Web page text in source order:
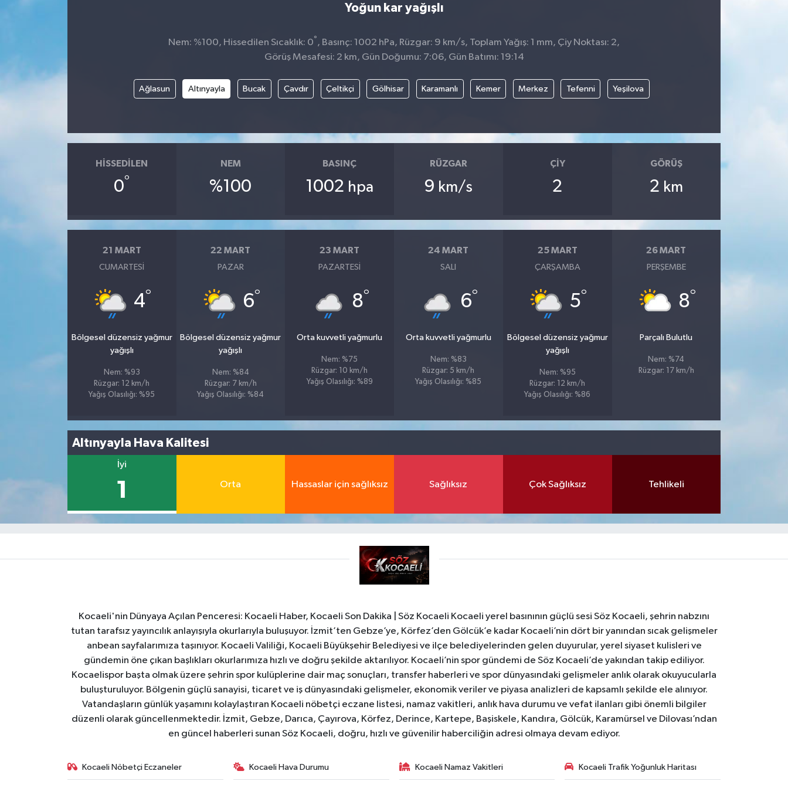
Yoğun kar yağışlı
Nem: %100, Hissedilen Sıcaklık: 0° , Basınç: 1002 hPa, Rüzgar: 9 km/s, Toplam Yağış: 1 mm, Çiy Noktası: 2,
Görüş Mesafesi: 2 km, Gün Doğumu: 7:06, Gün Batımı: 19:14
Ağlasun Altınyayla Bucak Çavdır Çeltikçi Gölhisar Karamanlı Kemer Merkez Tefenni Yeşilova
HISSEDILEN
0°
NEM
%100
BASINÇ
1002 hpa
RÜZGAR
9 km/s
ÇIY
2
GÖRÜŞ
2 km
21 MART
CUMARTESI
4°
Bölgesel düzensiz yağmur
yağışlı
Nem: %93
Rüzgar: 12 km/h
Yağış Olasılığı: %95
22 MART
PAZAR
6°
Bölgesel düzensiz yağmur
yağışlı
Nem: %84
Rüzgar: 7 km/h
Yağış Olasılığı: %84
23 MART
PAZARTESI
8°
Orta kuvvetli yağmurlu
Nem: %75
Rüzgar: 10 km/h
Yağış Olasılığı: %89
24 MART
SALI
6°
Orta kuvvetli yağmurlu
Nem: %83
Rüzgar: 5 km/h
Yağış Olasılığı: %85
25 MART
ÇARŞAMBA
5°
Bölgesel düzensiz yağmur
yağışlı
Nem: %95
Rüzgar: 12 km/h
Yağış Olasılığı: %86
26 MART
PERŞEMBE
8°
Parçalı Bulutlu
Nem: %74
Rüzgar: 17 km/h
Altınyayla Hava Kalitesi
İyi
1 Orta Hassaslar için sağlıksız Sağlıksız Çok Sağlıksız Tehlikeli
Kocaeli'nin Dünyaya Açılan Penceresi: Kocaeli Haber, Kocaeli Son Dakika | Söz Kocaeli Kocaeli yerel basınının güçlü sesi Söz Kocaeli, şehrin nabzını
tutan tarafsız yayıncılık anlayışıyla okurlarıyla buluşuyor. İzmit’ten Gebze’ye, Körfez’den Gölcük’e kadar Kocaeli’nin dört bir yanından sıcak gelişmeler
anbean sayfalarımıza taşınıyor. Kocaeli Valiliği, Kocaeli Büyükşehir Belediyesi ve ilçe belediyelerinden gelen duyurular, yerel siyaset kulisleri ve
gündemin öne çıkan başlıkları okurlarımıza hızlı ve doğru şekilde aktarılıyor. Kocaeli’nin spor gündemi de Söz Kocaeli’de yakından takip ediliyor.
Kocaelispor başta olmak üzere şehrin spor kulüplerine dair maç sonuçları, transfer haberleri ve spor dünyasındaki gelişmeler anlık olarak okuyucularla
buluşturuluyor. Bölgenin güçlü sanayisi, ticaret ve iş dünyasındaki gelişmeler, ekonomik veriler ve piyasa analizleri de kapsamlı şekilde ele alınıyor.
Vatandaşların günlük yaşamını kolaylaştıran Kocaeli nöbetçi eczane listesi, namaz vakitleri, anlık hava durumu ve vefat ilanları gibi önemli bilgiler
düzenli olarak güncellenmektedir. İzmit, Gebze, Darıca, Çayırova, Körfez, Derince, Kartepe, Başiskele, Kandıra, Gölcük, Karamürsel ve Dilovası’ndan
en güncel haberleri sunan Söz Kocaeli, doğru, hızlı ve güvenilir haberciliğin adresi olmaya devam ediyor.
Kocaeli Nöbetçi Eczaneler Kocaeli Hava Durumu Kocaeli Namaz Vakitleri Kocaeli Trafik Yoğunluk Haritası